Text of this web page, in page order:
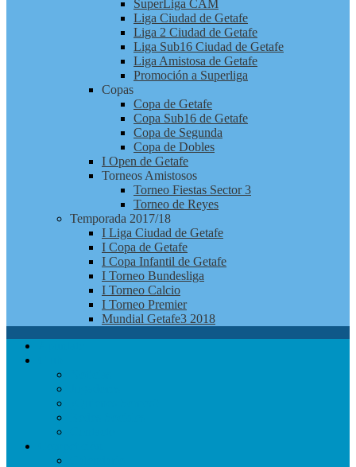
SuperLiga CAM
Liga Ciudad de Getafe
Liga 2 Ciudad de Getafe
Liga Sub16 Ciudad de Getafe
Liga Amistosa de Getafe
Promoción a Superliga
Copas
Copa de Getafe
Copa Sub16 de Getafe
Copa de Segunda
Copa de Dobles
I Open de Getafe
Torneos Amistosos
Torneo Fiestas Sector 3
Torneo de Reyes
Temporada 2017/18
I Liga Ciudad de Getafe
I Copa de Getafe
I Copa Infantil de Getafe
I Torneo Bundesliga
I Torneo Calcio
I Torneo Premier
Mundial Getafe3 2018